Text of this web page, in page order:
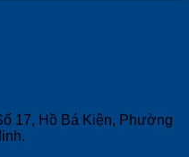
17, Hồ Bá Kiện, Phường